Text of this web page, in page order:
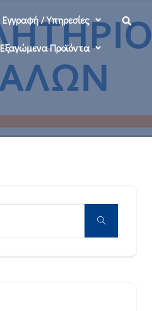
Εγγραφή / Υπηρεσίες
Εξαγώμενα Προϊόντα